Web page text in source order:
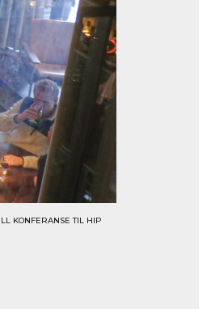
KONFERANSE TIL HIP